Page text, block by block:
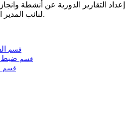
إعداد التقارير الدورية عن أنشطة
لنائب المدير العام للشئون الفنية.
قسم
قسم ضبط
قسم